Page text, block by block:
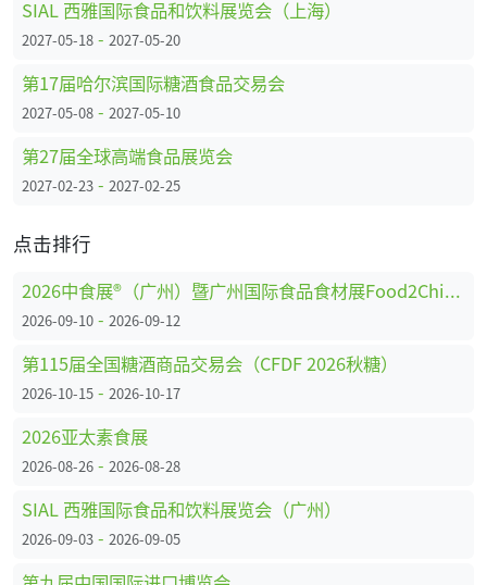
SIAL 西雅国际食品和饮料展览会（上海）
2027-05-18 - 2027-05-20
第17届哈尔滨国际糖酒食品交易会
2027-05-08 - 2027-05-10
第27届全球高端食品展览会
2027-02-23 - 2027-02-25
点击排行
2026中食展®（广州）暨广州国际食品食材展Food2China Expo
2026-09-10 - 2026-09-12
第115届全国糖酒商品交易会（CFDF 2026秋糖）
2026-10-15 - 2026-10-17
2026亚太素食展
2026-08-26 - 2026-08-28
SIAL 西雅国际食品和饮料展览会（广州）
2026-09-03 - 2026-09-05